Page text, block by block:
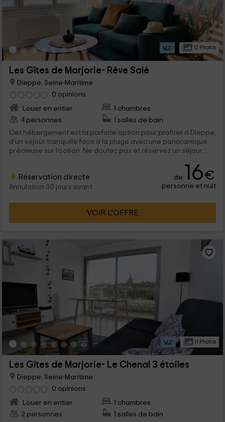
12 Photos
Les Gîtes de Marjorie- Rêve Salé
Dieppe, Seine-Maritime
0 opinions
Louer en entier
1 chambres
4 personnes
1 salles de bain
Cet hébergement est la parfaite option pour profiter à Dieppe,
d’un séjour tranquille face à la plage avec une panoramique
précieuse sur l’océan. Ne doutez pas et réservez un séjour
conçue pour 4 personnes qui se sentiront comme à la maison.
Réservation directe
Annulation 30 jours avant
de 16€
personne et nuit
VOIR L’OFFRE
11 Photos
Les Gîtes de Marjorie- Le Chenal 3 étoiles
Dieppe, Seine-Maritime
0 opinions
Louer en entier
1 chambres
2 personnes
1 salles de bain